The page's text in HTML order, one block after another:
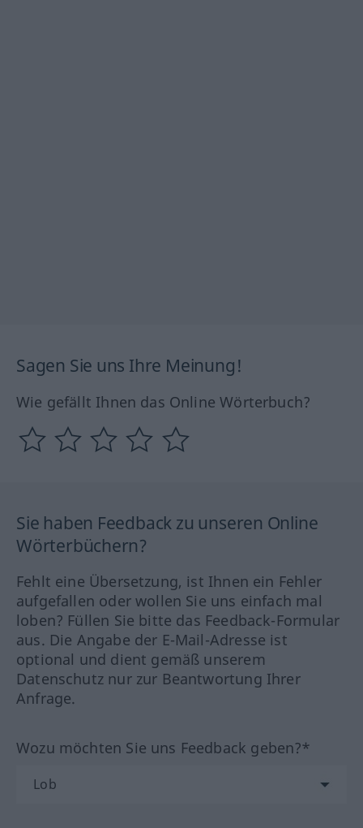
Sagen Sie uns Ihre Meinung!
Wie gefällt Ihnen das Online Wörterbuch?
Sie haben Feedback zu unseren Online
Wörterbüchern?
Fehlt eine Übersetzung, ist Ihnen ein Fehler
aufgefallen oder wollen Sie uns einfach mal
loben? Füllen Sie bitte das Feedback-Formular
aus. Die Angabe der E-Mail-Adresse ist
optional und dient gemäß unserem
Datenschutz nur zur Beantwortung Ihrer
Anfrage.
Wozu möchten Sie uns Feedback geben?*